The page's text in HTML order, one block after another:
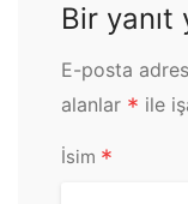
Bir yanıt
E-posta
alanlar * ile
İsim *